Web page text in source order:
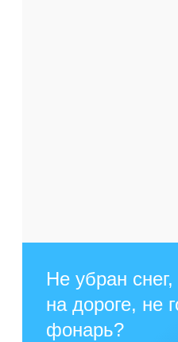
Не убран
на дороге, не
фонарь?